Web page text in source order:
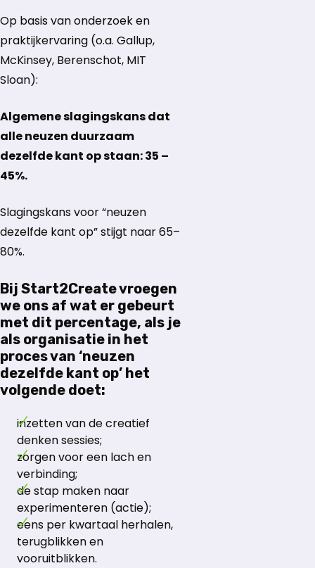
Op basis van onderzoek en
praktijkervaring (o.a. Gallup,
McKinsey, Berenschot, MIT
Sloan):
Algemene slagingskans dat
alle neuzen duurzaam
dezelfde kant op staan: 35 –
45%.
Slagingskans voor “neuzen
dezelfde kant op” stijgt naar 65–
80%.
Bij Start2Create vroegen
we ons af wat er gebeurt
met dit percentage, als je
als organisatie in het
proces van ‘neuzen
dezelfde kant op’ het
volgende doet:
inzetten van de creatief
denken sessies;
zorgen voor een lach en
verbinding;
de stap maken naar
experimenteren (actie);
eens per kwartaal herhalen,
terugblikken en
vooruitblikken.